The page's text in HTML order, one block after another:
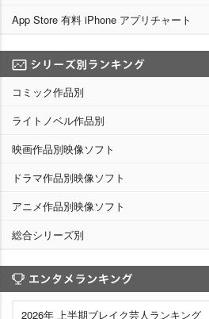
App Store 有料 iPhone アプリチャート
コミック作品別
ライトノベル作品別
映画作品別映像ソフト
ドラマ作品別映像ソフト
アニメ作品別映像ソフト
総合シリーズ別
2026年 上半期ブレイク芸人ランキング